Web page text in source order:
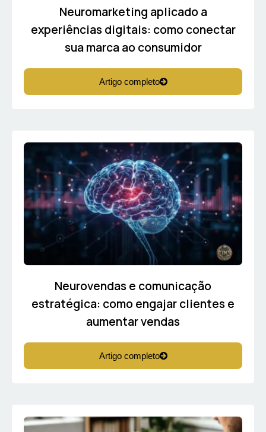
Neuromarketing aplicado a
experiências digitais: como conectar
sua marca ao consumidor
Artigo completo
Neurovendas e comunicação
estratégica: como engajar clientes e
aumentar vendas
Artigo completo